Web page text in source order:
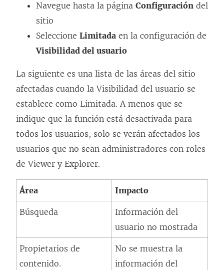
Navegue hasta la página Configuración del
sitio
Seleccione Limitada en la configuración de
Visibilidad del usuario
La siguiente es una lista de las áreas del sitio
afectadas cuando la Visibilidad del usuario se
establece como Limitada. A menos que se
indique que la función está desactivada para
todos los usuarios, solo se verán afectados los
usuarios que no sean administradores con roles
de Viewer y Explorer.
Área Impacto
Búsqueda
Información del
usuario no mostrada
Propietarios de
contenido.
No se muestra la
información del